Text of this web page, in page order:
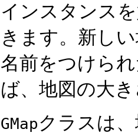
インスタンス
きます。新し
名前をつけら
ば、地図の大
GMapクラスは